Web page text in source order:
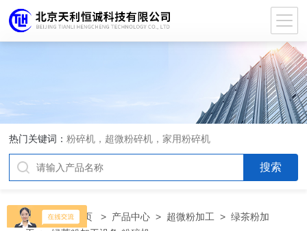
热门关键词：粉碎机，超微粉碎机，家用粉碎机
当前位置：首页 > 产品中心 > 超微粉加工 >绿茶粉加